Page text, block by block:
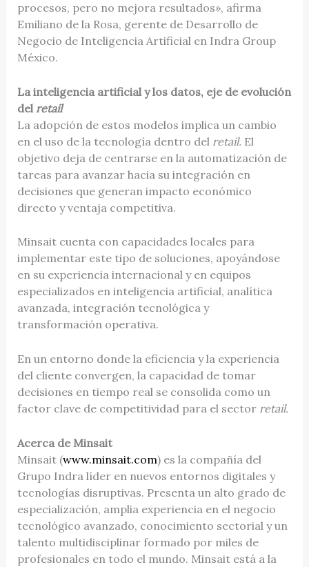
procesos, pero no mejora resultados», afirma
Emiliano de la Rosa, gerente de Desarrollo de
Negocio de Inteligencia Artificial en Indra Group
México.
La inteligencia artificial y los datos, eje de evolución
delretail
La adopción de estos modelos implica un cambio
en el uso de la tecnología dentro del retail. El
objetivo deja de centrarse en la automatización de
tareas para avanzar hacia su integración en
decisiones que generan impacto económico
directo y ventaja competitiva.
Minsait cuenta con capacidades locales para
implementar este tipo de soluciones, apoyándose
en su experiencia internacional y en equipos
especializados en inteligencia artificial, analítica
avanzada, integración tecnológica y
transformación operativa.
En un entorno donde la eficiencia y la experiencia
del cliente convergen, la capacidad de tomar
decisiones en tiempo real se consolida como un
factor clave de competitividad para el sector retail.
Acerca de Minsait
Minsait (www.minsait.com) es la compañía del
Grupo Indra líder en nuevos entornos digitales y
tecnologías disruptivas. Presenta un alto grado de
especialización, amplia experiencia en el negocio
tecnológico avanzado, conocimiento sectorial y un
talento multidisciplinar formado por miles de
profesionales en todo el mundo. Minsait está a la